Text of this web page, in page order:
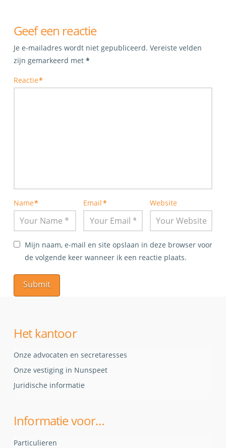
Geef een reactie
Je e-mailadres wordt niet gepubliceerd. Vereiste velden
zijn gemarkeerd met *
Reactie*
Name* Email* Website
Mijn naam, e-mail en site opslaan in deze browser voor
de volgende keer wanneer ik een reactie plaats.
Het kantoor
Onze advocaten en secretaresses
Onze vestiging in Nunspeet
Juridische informatie
Informatie voor…
Particulieren